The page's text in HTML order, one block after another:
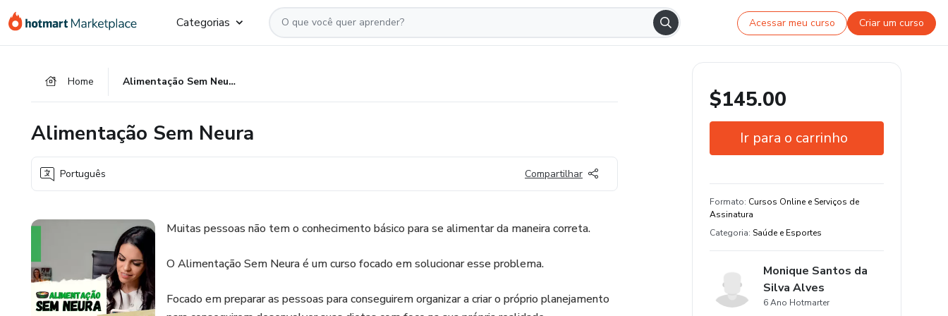
para
para
para
Categorias Acessar meu curso Criar um curso
Home Alimentação Sem Neura
Alimentação Sem Neura
Português Compartilhar
Muitas pessoas não tem o conhecimento básico para se alimentar da maneira correta.
O Alimentação Sem Neura é um curso focado em solucionar esse problema.
Focado em preparar as pessoas para conseguirem organizar a criar o próprio planejamento
$145.00
Ir para o carrinho
Estude do seu jeito e em qualquer
dispositivo
Formato: Cursos Online e Serviços de
Assinatura
Categoria: Saúde e Esportes
Monique Santos da
Silva Alves
6 Ano Hotmarter